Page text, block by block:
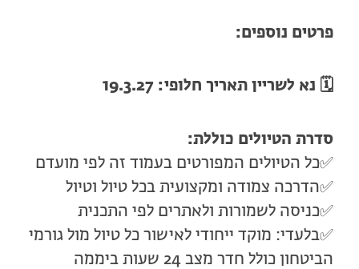
פרטים נוספים:
🗓️ נא לשריין תאריך חלופי: 19.3.27
סדרת הטיולים כוללת:
✅כל הטיולים המפורטים בעמוד זה לפי מועדם
✅הדרכה צמודה ומקצועית בכל טיול וטיול
✅כניסה לשמורות ולאתרים לפי התכנית
✅בלעדי: מוקד ייחודי לאישור כל טיול מול גורמי
הביטחון כולל חדר מצב 24 שעות ביממה